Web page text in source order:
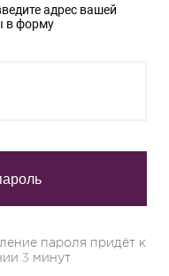
адрес вашей
в форму
пароля придёт к
3 минут